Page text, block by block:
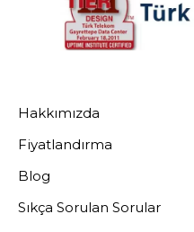
Hakkımızda
Fiyatlandırma
Blog
Sıkça Sorulan Sorular